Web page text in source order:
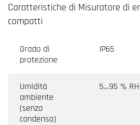
Caratteristiche di Misuratore di
compatti
Grado di
protezione
IP65
Umidità
ambiente
(senza
condensa)
5…95 % RH